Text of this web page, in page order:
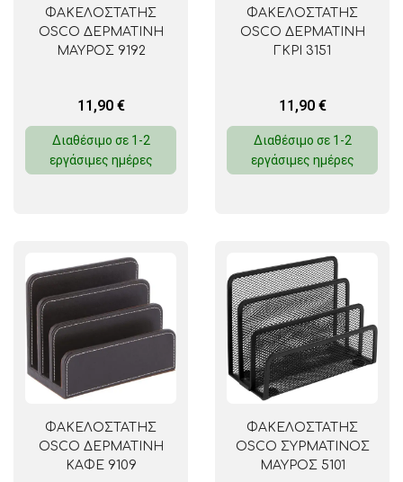
ΦΑΚΕΛΟΣΤΑΤΗΣ
OSCO ΔΕΡΜΑΤΙΝΗ
ΜΑΥΡΟΣ 9192
11,90 €
Διαθέσιμο σε 1-2
εργάσιμες ημέρες
ΦΑΚΕΛΟΣΤΑΤΗΣ
OSCO ΔΕΡΜΑΤΙΝΗ
ΓΚΡΙ 3151
11,90 €
Διαθέσιμο σε 1-2
εργάσιμες ημέρες
ΦΑΚΕΛΟΣΤΑΤΗΣ
OSCO ΔΕΡΜΑΤΙΝΗ
ΚΑΦΕ 9109
ΦΑΚΕΛΟΣΤΑΤΗΣ
OSCO ΣΥΡΜΑΤΙΝΟΣ
ΜΑΥΡΟΣ 5101